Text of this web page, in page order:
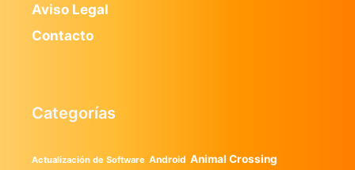
Aviso Legal
Contacto
Categorías
Actualización de Software Android Animal Crossing